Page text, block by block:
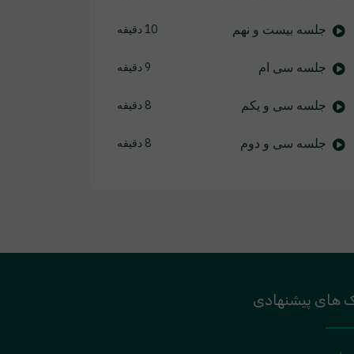
جلسه بیست و نهم 10 دقیقه
جلسه سی ام 9 دقیقه
جلسه سی و یکم 8 دقیقه
جلسه سی و دوم 8 دقیقه
های پیشنهادی